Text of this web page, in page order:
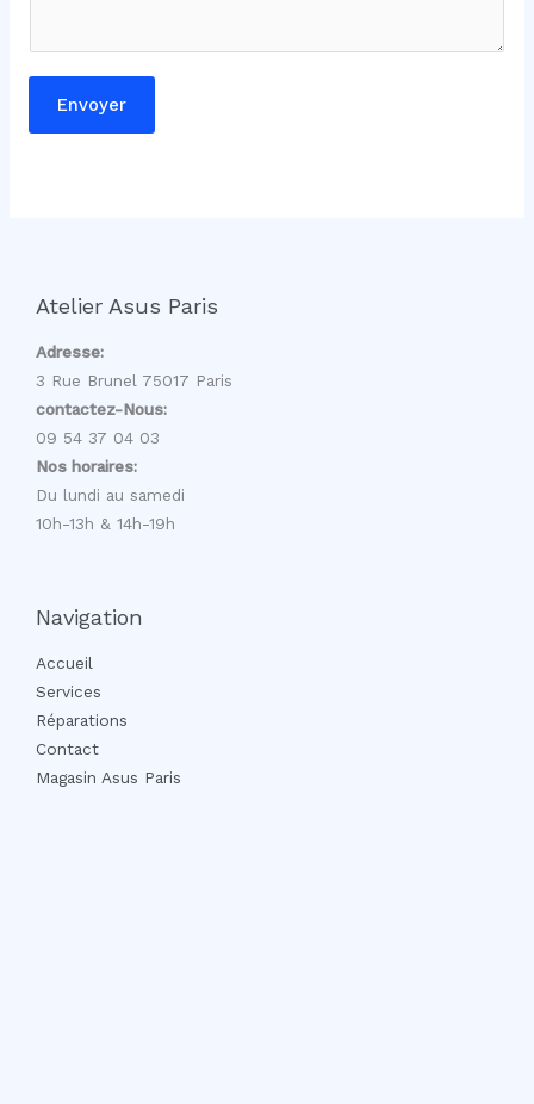
m
Envoyer
Atelier Asus Paris
Adresse:
3 Rue Brunel 75017 Paris
contactez-Nous:
09 54 37 04 03
Nos horaires:
Du lundi au samedi
10h-13h & 14h-19h
Navigation
Accueil
Services
Réparations
Contact
Magasin Asus Paris